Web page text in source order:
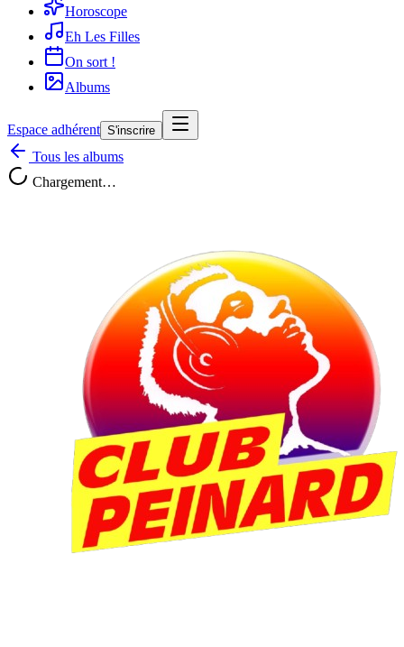
Horoscope
Eh Les Filles
On sort !
Albums
Espace adhérent S'inscrire
Tous les albums
Chargement…